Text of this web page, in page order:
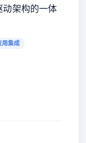
动架构的一体
用集成